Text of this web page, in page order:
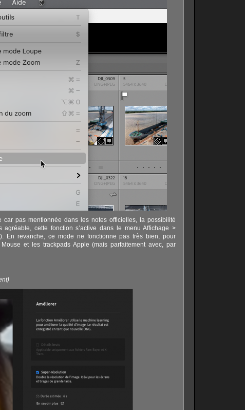
car pas mentionnée dans les notes officielles, la possibilité
cette fonction s’active dans le menu Affichage >
En revanche, ce mode ne fonctionne pas très bien, pour
et les trackpads Apple (mais parfaitement avec, par